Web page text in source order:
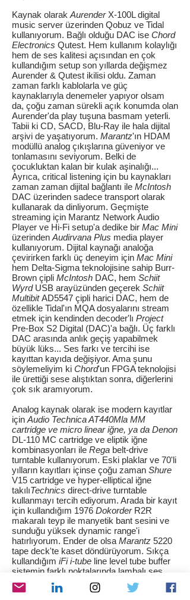
Kaynak olarak AurenderX-100L digital
music server üzerinden Qobuz ve Tidal
kullanıyorum. Bağlı olduğu DAC ise Chord
Electronics Qutest. Hem kullanım kolaylığı
hem de ses kalitesi açısından en çok
kullandığım setup son yıllarda değişmez
Aurender & Qutest ikilisi oldu. Zaman
zaman farklı kablolarla ve güç
kaynaklarıyla denemeler yapıyor olsam
da, çoğu zaman sürekli açık konumda olan
Aurender'da play tuşuna basmam yeterli.
Tabii ki CD, SACD, Blu-Ray ile hala dijital
arşivi de yaşatıyorum. Marantz'ın HDAM
modüllü analog çıkışlarına güveniyor ve
tonlamasını seviyorum. Belki de
çocukluktan kalan bir kulak aşinalığı...
Ayrıca, critical listening için bu kaynakları
zaman zaman dijital bağlantı ile McIntosh
DAC üzerinden sadece transport olarak
kullanarak da dinliyorum. Geçmişte
streaming için Marantz Network Audio
Player ve Hi-Fi setup'a dedike bir Mac Mini
üzerinden Audirvana Plus media player
kullanıyorum. Dijital kaynağı analoğa
çevirirken farklı üç deneyim için Mac Mini
hem Delta-Sigma teknolojisine sahip Burr-
Brown çipli McIntosh DAC, hem Schiit
WyrdUSB arayüzünden geçerek Schiit
MultibitAD5547 çipli harici DAC, hem de
özellikle Tidal'ın MQA dosyalarını stream
etmek için kendinden decoder'lı Project
Pre-Box S2 Digital (DAC)'a bağlı. Üç farklı
DAC arasında anlık geçiş yapabilmek
büyük lüks... Ses farkı ve tercihi ise
kayıttan kayıda değişiyor. Ama şunu
söylemeliyim ki Chord'un FPGA teknolojisi
ile ürettiği sese alıştıktan sonra, diğerlerini
çok sık aramıyorum.
Analog kaynak olarak ise modern kayıtlar
için Audio Technica AT440Mla MM
cartridge ve micro linear iğne, ya da Denon
DL-110 MC cartridge ve eliptik iğne
kombinasyonları ile Rega belt-drive
turntable kullanıyorum. Eski plaklar ve 70'li
yılların kayıtları içinse çoğu zaman Shure
V15 cartridge ve hyper-elliptical iğne
takılıTechnics direct-drive turntable
kullanmayı tercih ediyorum. Arada bir kayıt
için kullandığım 1976 Dokorder R2R
makaralı teyp ile manyetik bant sesini ve
sunduğu yüksek dynamic range'i
hatırlıyorum. Ender de olsa Marantz 5220
tape deck'te kaset döndürüyorum. Sıkça
kullandığım iFi i-tube line level tube buffer
sistemin farklı noktalarında lambalı ses
almamı sağlayarak değişik denemelerin
önünü açıyor. Dijital kaynaklarla ve farklı